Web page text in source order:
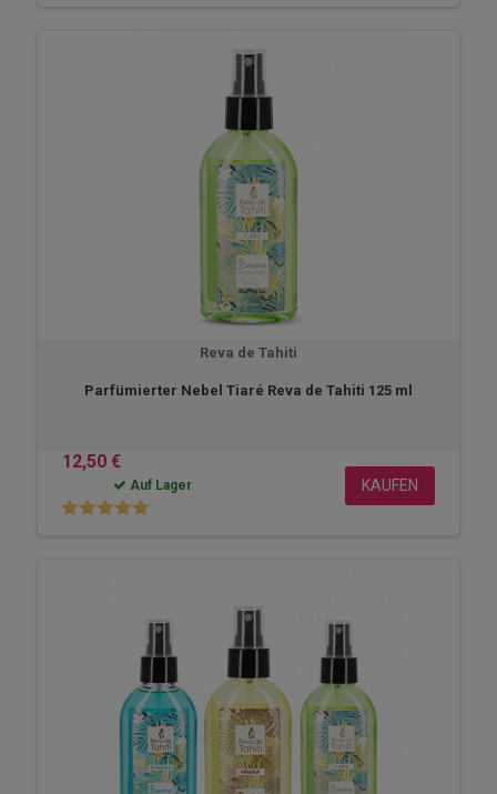
Reva de Tahiti
Parfümierter Nebel Tiaré Reva de Tahiti 125 ml
12,50 €
Auf Lager KAUFEN